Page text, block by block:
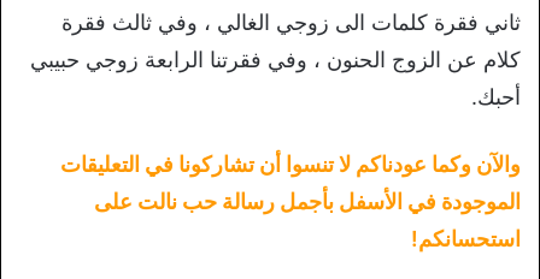
ثاني فقرة كلمات الى زوجي الغالي ، وفي ثالث فقرة
كلام عن الزوج الحنون ، وفي فقرتنا الرابعة زوجي حبيبي
أحبك.
والآن وكما عودناكم لا تنسوا أن تشاركونا في التعليقات
الموجودة في الأسفل بأجمل رسالة حب نالت على
استحسانكم!